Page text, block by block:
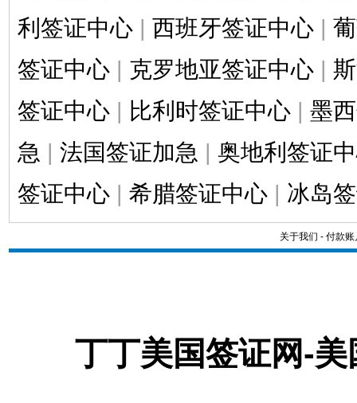
利签证中心 | 西班牙签证中心 |
签证中心 | 克罗地亚签证中心 |
签证中心 | 比利时签证中心 | 墨
急 | 法国签证加急 | 奥地利签证
签证中心 | 希腊签证中心 | 冰岛
关于我们 - 付款账
丁丁美国签证网-